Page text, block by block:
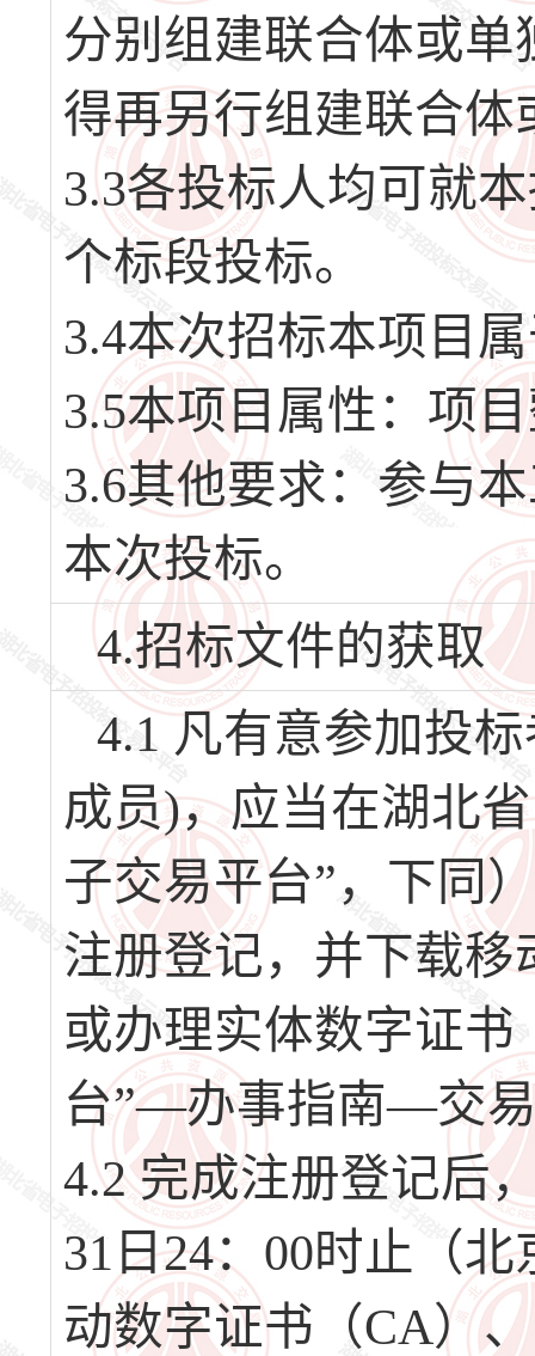
分别组建联合体或
得再另行组建联合
3.3各投标人均可就
个标段投标。
3.4本次招标本项目
3.5本项目属性：项
3.6其他要求：参与
本次投标。
4.招标文件的获取
4.1 凡有意参加投
成员)，应当在湖北
子交易平台”，下同
注册登记，并下载
或办理实体数字证
台”—办事指南—交
4.2 完成注册登记后
31日24：00时止（
动数字证书（CA）